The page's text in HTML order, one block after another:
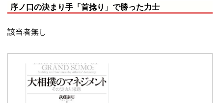
序ノ口の決まり手「首捻り」で勝った力士
該当者無し